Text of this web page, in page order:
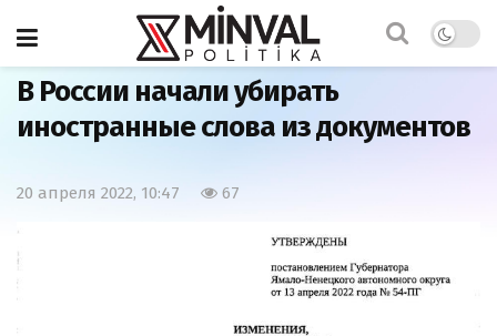
Главная Странности
В России начали убирать
иностранные слова из документов
20 апреля 2022, 10:47 67